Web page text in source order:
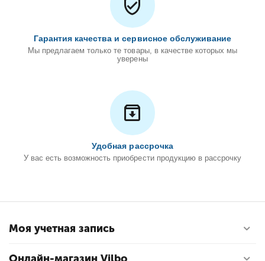
Гарантия качества и сервисное обслуживание
Мы предлагаем только те товары, в качестве которых мы
уверены
Удобная рассрочка
У вас есть возможность приобрести продукцию в рассрочку
Моя учетная запись
Онлайн-магазин Vilbo